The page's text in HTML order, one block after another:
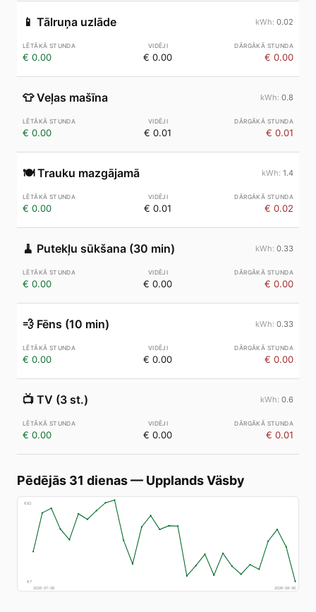
📱 Tālruņa uzlāde 0.02
€ 0.00 € 0.00 € 0.00
👕 Veļas mašīna 0.8
€ 0.00 € 0.01 € 0.01
🍽️ Trauku mazgājamā 1.4
€ 0.00 € 0.01 € 0.02
🧹 Putekļu sūkšana (30 min) 0.33
€ 0.00 € 0.00 € 0.00
💨 Fēns (10 min) 0.33
€ 0.00 € 0.00 € 0.00
📺 TV (3 st.) 0.6
€ 0.00 € 0.00 € 0.01
Pēdējās 31 dienas— Upplands Väsby
€83
€7
2026-07-08
2026-08-06